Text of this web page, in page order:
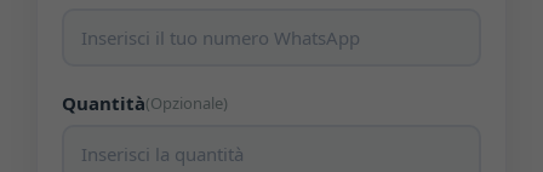
Quantità(Opzionale)